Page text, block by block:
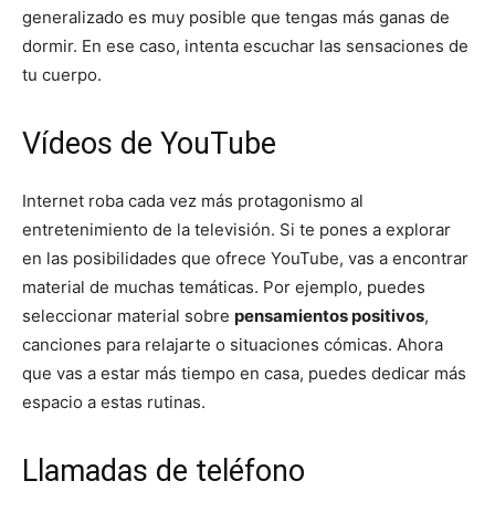
generalizado es muy posible que tengas más ganas de
dormir. En ese caso, intenta escuchar las sensaciones de
tu cuerpo.
Vídeos de YouTube
Internet roba cada vez más protagonismo al
entretenimiento de la televisión. Si te pones a explorar
en las posibilidades que ofrece YouTube, vas a encontrar
material de muchas temáticas. Por ejemplo, puedes
seleccionar material sobre pensamientos positivos,
canciones para relajarte o situaciones cómicas. Ahora
que vas a estar más tiempo en casa, puedes dedicar más
espacio a estas rutinas.
Llamadas de teléfono